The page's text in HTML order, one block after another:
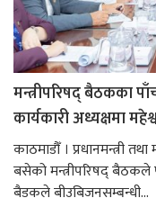
मन्त्रीपरिषद् बैठकका
कार्यकारी अध्यक्षमा
काठमाडौँ । प्रधानमन्त्री
बसेको मन्त्रीपरिषद् बैठकले
बैडकले बीउबिजनसम्बन्धी...